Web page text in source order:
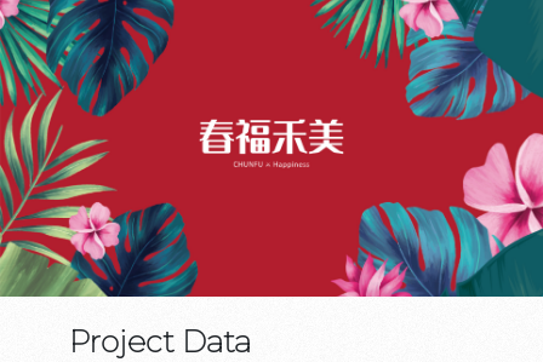
Project Data